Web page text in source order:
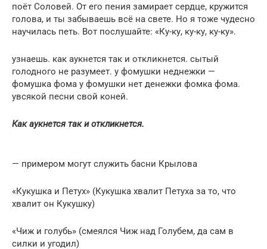
поёт Соловей. От его пения замирает сердце, кружится
голова, и ты забываешь всё на свете. Но я тоже чудесно
научилась петь. Вот послушайте: «Ку-ку, ку-ку, ку-ку».
узнаешь. как аукнется так и откликнется. сытый
голодного не разумеет. у фомушки неднежки —
фомушка фома у фомушки нет денежки фомка фома.
увсякой песни свой коней.
Как аукнется так и откликнется.
— примером могут служить басни Крылова
«Кукушка и Петух» (Кукушка хвалит Петуха за то, что
хвалит он Кукушку)
«Чиж и голубь» (смеялся Чиж над Голубем, да сам в
силки и угодил)